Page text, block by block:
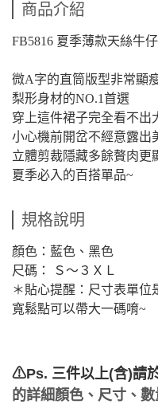
商品介紹
FB5816 夏季薄款天絲牛
微A字的直筒版型非常顯
梨形身材的NO.1首選
穿上這件裙子完全看不出
小心機前開岔不經意露出
立體剪裁隱藏多餘贅肉更
夏季必入的百搭單品~
規格說明
顏色：藍色、黑色
尺碼： Ｓ～３ＸＬ
＊貼心提醒：尺寸表單位
寬鬆點可以帶大一碼唷~
⚠Ps. 三件以上(含)請
的詳細顏色、尺寸、